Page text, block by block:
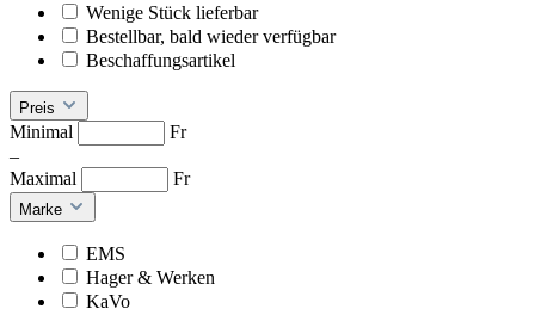
Wenige Stück lieferbar
Bestellbar, bald wieder verfügbar
Beschaffungsartikel
Preis
Minimal
Fr
–
Maximal
Fr
Marke
EMS
Hager & Werken
KaVo